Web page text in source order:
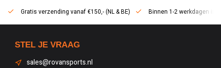
Gratis verzending vanaf €150,- (NL & BE) Binnen 1-2 werkdagen in
STEL JE VRAAG
sales@rovansports.nl